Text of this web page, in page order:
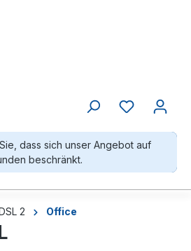
dass sich unser Angebot auf
beschränkt.
2 Office